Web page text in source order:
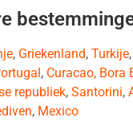
, Griekenland, Turkije,
, Curacao, Bora
republiek, Santorini,
, Mexico